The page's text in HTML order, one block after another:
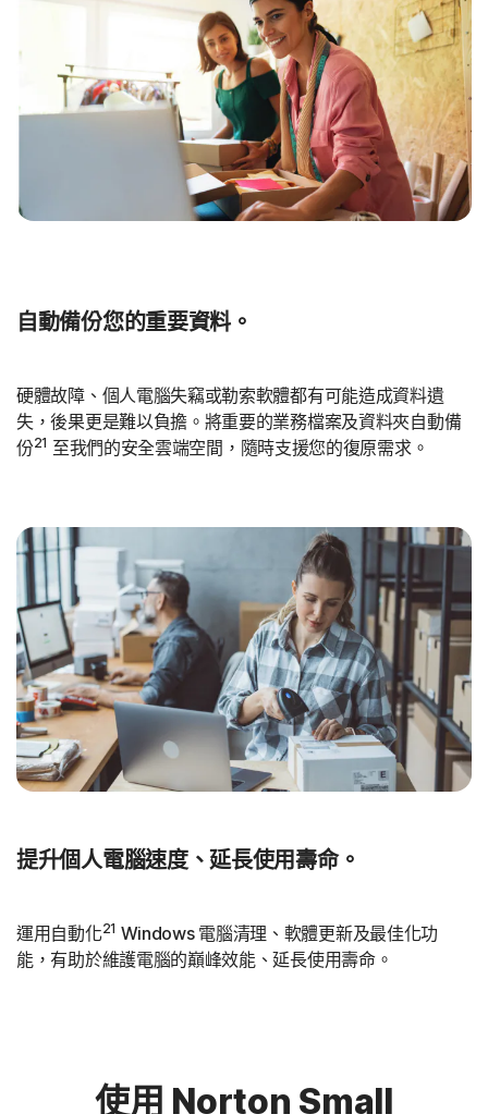
自動備份您的重要資料。
硬體故障、個人電腦失竊或勒索軟體都有可能造成資料遺
失，後果更是難以負擔。將重要的業務檔案及資料夾自動備
份21 至我們的安全雲端空間，隨時支援您的復原需求。
提升個人電腦速度、延長使用壽命。
運用自動化21 Windows 電腦清理、軟體更新及最佳化功
能，有助於維護電腦的巔峰效能、延長使用壽命。
使用 Norton Small